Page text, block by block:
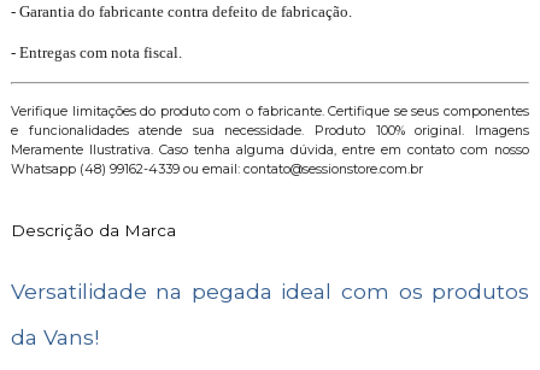
- Garantia do fabricante contra defeito de fabricação.
- Entregas com nota fiscal.
Verifique limitações do produto com o fabricante. Certifique se seus componentes
e funcionalidades atende sua necessidade. Produto 100% original. Imagens
Meramente Ilustrativa. Caso tenha alguma dúvida, entre em contato com nosso
Whatsapp (48) 99162-4339 ou email: contato@sessionstore.com.br
Descrição da Marca
Versatilidade na pegada ideal com os produtos
da Vans!